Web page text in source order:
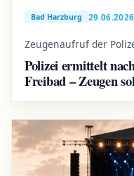
Bad Harzburg 29.06.2026
Zeugenaufruf der
Polizei ermittelt
Freibad – Zeugen